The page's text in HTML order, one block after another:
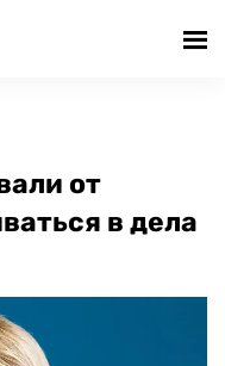
от
в дела